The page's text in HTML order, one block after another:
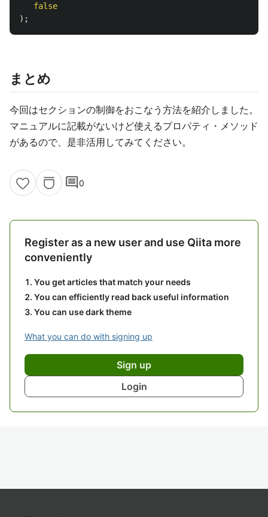
false
);
まとめ
今回はセクションの制御をおこなう方法を紹介しました。
マニュアルに記載がないけど使えるプロパティ・メソッド
があるので、是非活用してみてください。
comment0
Register as a new user and use Qiita more
conveniently
You get articles that match your needs
You can efficiently read back useful information
You can use dark theme
What you can do with signing up
Sign up
Login